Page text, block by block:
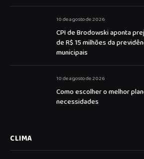
10 de agosto de 2026
CPI de Brodowski aponta
de R$ 15 milhões da
municipais
10 de agosto de 2026
Como escolher o melhor
necessidades
CLIMA